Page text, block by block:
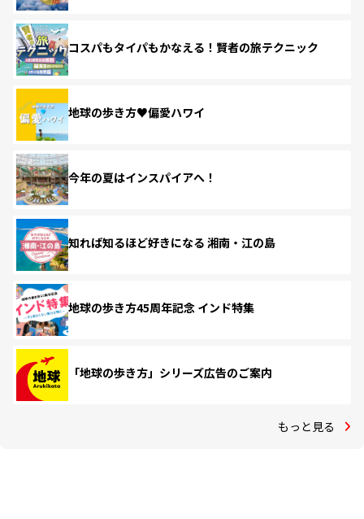
コスパもタイパもかなえる！賢者の旅テクニック
地球の歩き方♥偏愛ハワイ
今年の夏はインスパイアへ！
知れば知るほど好きになる 湘南・江の島
地球の歩き方45周年記念 インド特集
「地球の歩き方」シリーズ広告のご案内
もっと見る